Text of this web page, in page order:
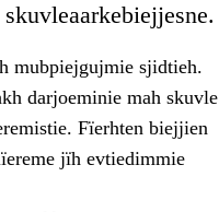
mubpiejgujmie sjidtieh.
darjoeminie mah skuvle
Fïerhten biejjien
jïh evtiedimmie